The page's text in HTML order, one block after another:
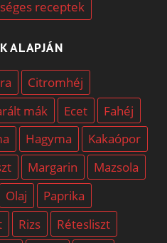
receptek
ALAPJÁN
Citromhéj
mák Ecet
Fahéj
Hagyma
Kakaópor
Margarin
Mazsola
Olaj
Paprika
Rizs
Rétesliszt